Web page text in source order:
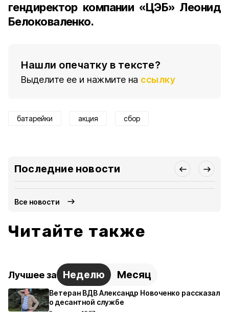
гендиректор компании «ЦЭБ» Леонид
Белоковаленко.
Нашли опечатку в тексте?
Выделите ее и нажмите на ссылку
батарейки акция сбор
Последние новости
Все новости
Читайте также
Лучшее за Неделю Месяц
Ветеран ВДВ Александр Новоченко рассказал
о десантной службе